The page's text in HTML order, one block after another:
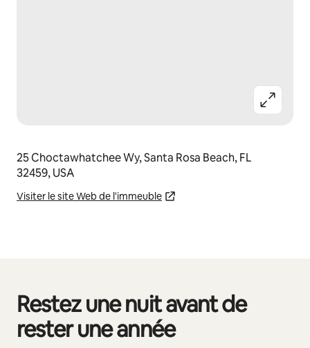
25 Choctawhatchee Wy, Santa Rosa Beach, FL
32459, USA
Visiter le site Web de l'immeuble
Restez une nuit avant de
rester une année
0 article sur 0 est affiché.